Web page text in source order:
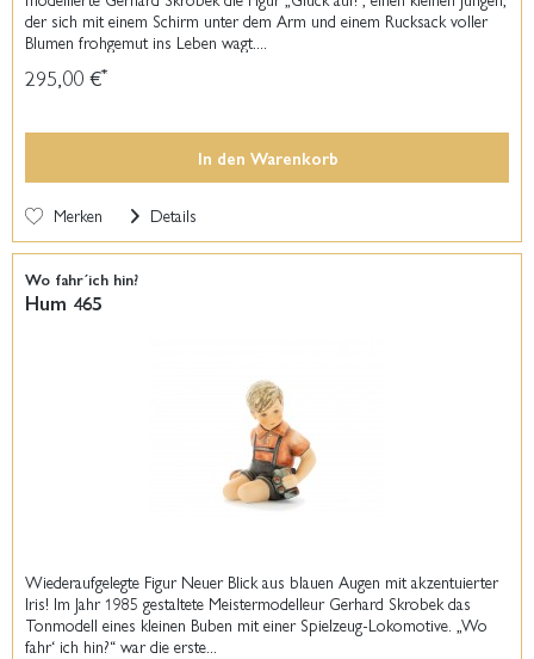
der sich mit einem Schirm unter dem Arm und einem Rucksack voller
Blumen frohgemut ins Leben wagt....
295,00 €*
In den Warenkorb
Merken Details
Wo fahr´ich hin?
Hum 465
Wiederaufgelegte Figur Neuer Blick aus blauen Augen mit akzentuierter
Iris! Im Jahr 1985 gestaltete Meistermodelleur Gerhard Skrobek das
Tonmodell eines kleinen Buben mit einer Spielzeug-Lokomotive. „Wo
fahr‘ ich hin?“ war die erste...